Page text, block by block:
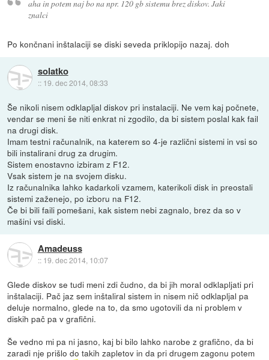
aha in potem naj bo na npr. 120 gb sistemu brez diskov. Jaki
znalci
Po končnani inštalaciji se diski seveda priklopijo nazaj. doh
solatko
:: 19. dec 2014, 08:33
Še nikoli nisem odklapljal diskov pri instalaciji. Ne vem kaj počnete,
vendar se meni še niti enkrat ni zgodilo, da bi sistem poslal kak fail
na drugi disk.
Imam testni računalnik, na katerem so 4-je različni sistemi in vsi so
bili instalirani drug za drugim.
Sistem enostavno izbiram z F12.
Vsak sistem je na svojem disku.
Iz računalnika lahko kadarkoli vzamem, katerikoli disk in preostali
sistemi zaženejo, po izboru na F12.
Če bi bili faili pomešani, kak sistem nebi zagnalo, brez da so v
mašini vsi diski.
Amadeuss
:: 19. dec 2014, 10:07
Glede diskov se tudi meni zdi čudno, da bi jih moral odklapljati pri
inštalaciji. Pač jaz sem inštaliral sistem in nisem nič odklapljal pa
deluje normalno, glede na to, da smo ugotovili da ni problem v
diskih pač pa v grafični.
Še vedno mi pa ni jasno, kaj bi bilo lahko narobe z grafično, da bi
zaradi nje prišlo do takih zapletov in da pri drugem zagonu potem